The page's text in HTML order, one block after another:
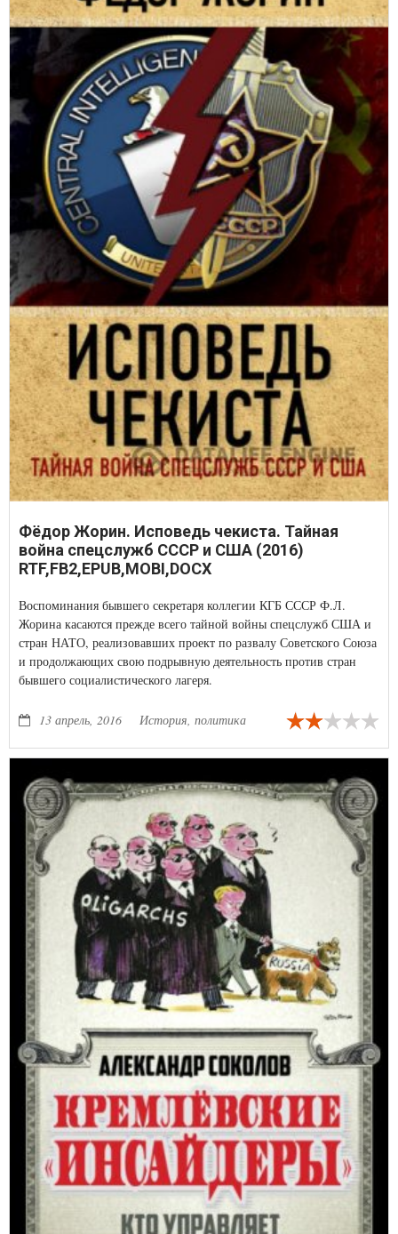
Фёдор Жорин. Исповедь чекиста. Тайная
война спецслужб СССР и США (2016)
RTF,FB2,EPUB,MOBI,DOCX
Воспоминания бывшего секретаря коллегии КГБ СССР Ф.Л.
Жорина касаются прежде всего тайной войны спецслужб США и
стран НАТО, реализовавших проект по развалу Советского Союза
и продолжающих свою подрывную деятельность против стран
бывшего социалистического лагеря.
13 апрель, 2016 История, политика